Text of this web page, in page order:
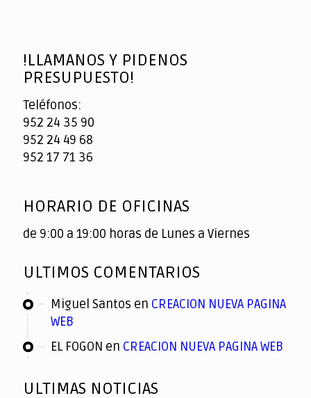
!LLAMANOS Y PIDENOS
PRESUPUESTO!
Teléfonos:
952 24 35 90
952 24 49 68
952 17 71 36
HORARIO DE OFICINAS
de 9:00 a 19:00 horas de Lunes a Viernes
ULTIMOS COMENTARIOS
Miguel Santos en CREACION NUEVA PAGINA
WEB
EL FOGON en CREACION NUEVA PAGINA WEB
ULTIMAS NOTICIAS